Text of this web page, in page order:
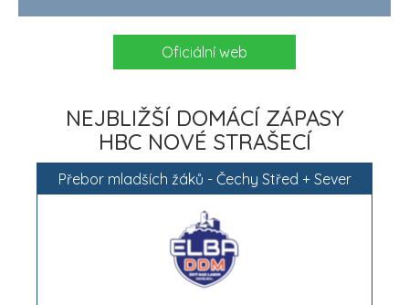
Oficiální web
NEJBLIŽŠÍ DOMÁCÍ ZÁPASY
HBC NOVÉ STRAŠECÍ
Přebor mladších žáků - Čechy Střed + Sever